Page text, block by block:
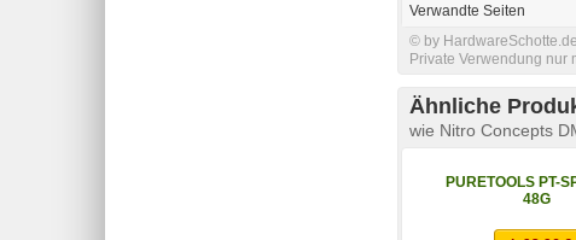
Verwandte Seiten
© by
Private Verwendung nur
Ähnliche
wie Nitro Concepts
PURETOOLS PT-
48G